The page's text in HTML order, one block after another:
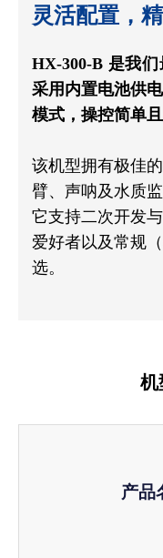
灵活配置，
HX-300-B 是我
采用内置电池供
模式，操控简单且
该机型拥有极佳
臂、声呐及水质
它支持二次开发
爱好者以及常规
选。
机
产品